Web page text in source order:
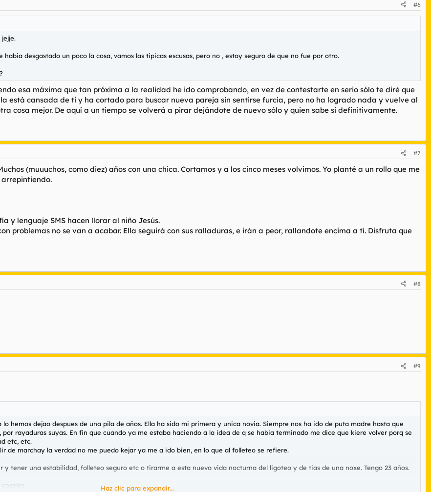
#6
jejje.
habia desgastado un poco la cosa, vamos las tipicas escusas, pero no , estoy seguro de que no fue por otro.
esa máxima que tan próxima a la realidad he ido comprobando, en vez de contestarte en serio sólo te diré que
está cansada de ti y ha cortado para buscar nueva pareja sin sentirse furcia, pero no ha logrado nada y vuelve al
cosa mejor. De aquí a un tiempo se volverá a pirar dejándote de nuevo sólo y quien sabe si definitivamente.
#7
(muuuchos, como diez) años con una chica. Cortamos y a los cinco meses volvimos. Yo planté a un rollo que me
y lenguaje SMS hacen llorar al niño Jesús.
problemas no se van a acabar. Ella seguirá con sus ralladuras, e irán a peor, rallandote encima a tí. Disfruta que
#8
#9
hemos dejao despues de una pila de años. Ella ha sido mi primera y unica novia. Siempre nos ha ido de puta madre hasta que
por rayaduras suyas. En fin que cuando ya me estaba haciendo a la idea de q se habia terminado me dice que kiere volver porq se
etc, etc.
de marchay la verdad no me puedo kejar ya me a ido bien, en lo que al folleteo se refiere.
y tener una estabilidad, folleteo seguro etc o tirarme a esta nueva vida nocturna del ligoteo y de tias de una noxe. Tengo 23 años.
Haz clic para expandir...